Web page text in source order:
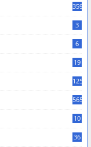
359
3
6
19
125
565
10
36